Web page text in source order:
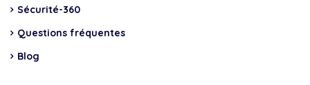
Sécurité-360
Questions fréquentes
Blog